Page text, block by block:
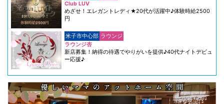
Club LUV
めざせ！エレガントレディ★20代が活躍中♪体験時給2500
円
米子市中心部 ラウンジ
ラウンジ杏
新店募集！納得の待遇でやりがいを提供♪40代ナイトデビュ
ー応援♪